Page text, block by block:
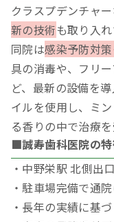
クラスプデンチャー
新の技術も取り入れ
同院は感染予防対
具の消毒や、フリ
ど、最新の設備を
イルを使用し、ミ
る香りの中で治療
■誠寿歯科医院の
・中野栄駅 北側出
・駐車場完備で通
・長年の実績に基